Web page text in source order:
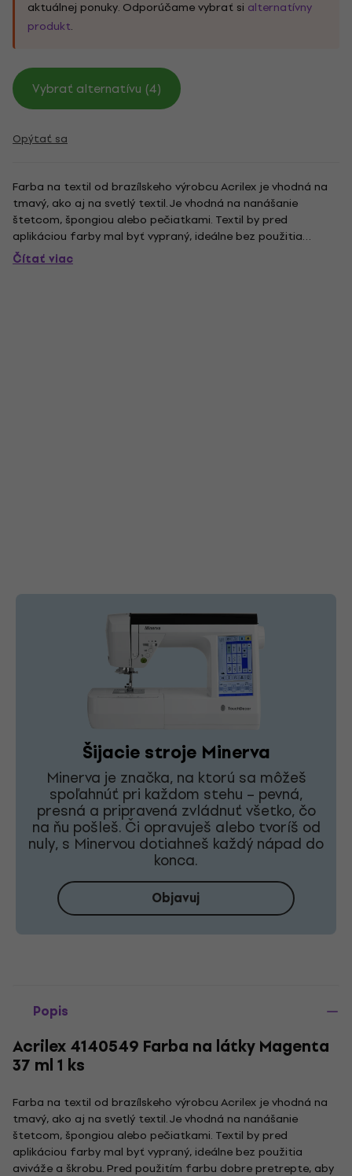
aktuálnej ponuky. Odporúčame vybrať si alternatívny
produkt.
Vybrať alternatívu (4)
Opýtať sa
Farba na textil od brazílskeho výrobcu Acrilex je vhodná na
tmavý, ako aj na svetlý textil. Je vhodná na nanášanie
štetcom, špongiou alebo pečiatkami. Textil by pred
aplikáciou farby mal byť vypraný, ideálne bez použitia
aviváže a škrobu. Pred použitím farbu dobre pretrepte, aby
sa pigmenty dobre premiešali. Textil je možné prať 72 hodín
Čítať viac
Šijacie stroje Minerva
Minerva je značka, na ktorú sa môžeš
spoľahnúť pri každom stehu – pevná,
presná a pripravená zvládnuť všetko, čo
na ňu pošleš. Či opravuješ alebo tvoríš od
nuly, s Minervou dotiahneš každý nápad do
konca.
Objavuj
Popis
Acrilex 4140549 Farba na látky Magenta
37 ml 1 ks
Farba na textil od brazílskeho výrobcu Acrilex je vhodná na
tmavý, ako aj na svetlý textil. Je vhodná na nanášanie
štetcom, špongiou alebo pečiatkami. Textil by pred
aplikáciou farby mal byť vypraný, ideálne bez použitia
aviváže a škrobu. Pred použitím farbu dobre pretrepte, aby